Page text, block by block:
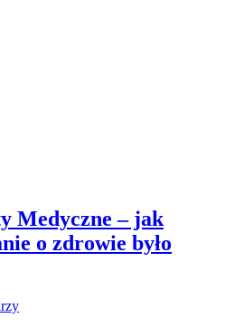
Medyczne – jak
o zdrowie było